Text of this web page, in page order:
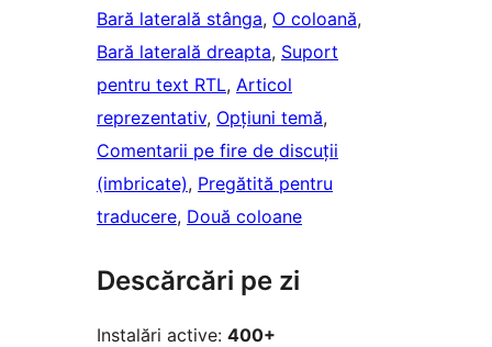
Bară laterală stânga, O coloană
Bară laterală dreapta, Suport
pentru text RTL, Articol
reprezentativ, Opțiuni temă
Comentarii pe fire de discuții
(imbricate), Pregătită pentru
traducere, Două coloane
Descărcări pe zi
Instalări active: 400+